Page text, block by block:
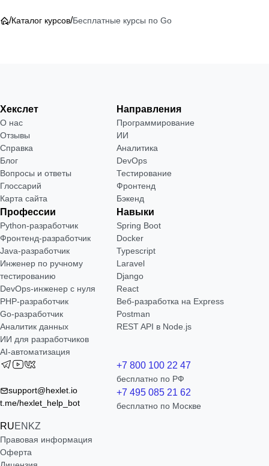
/Каталог курсов/Бесплатные курсы по Go
Хекслет
О нас
Отзывы
Справка
Блог
Вопросы и ответы
Глоссарий
Карта сайта
Направления
Программирование
ИИ
Аналитика
DevOps
Тестирование
Фронтенд
Бэкенд
Профессии
Python-разработчик
Фронтенд-разработчик
Java-разработчик
Инженер по ручному
тестированию
DevOps-инженер с нуля
РНР-разработчик
Go-разработчик
Аналитик данных
ИИ для разработчиков
AI-автоматизация
Навыки
Spring Boot
Docker
Typescript
Laravel
Django
React
Веб-разработка на Express
Postman
REST API в Node.js
support@hexlet.io
t.me/hexlet_help_bot
RUEN KZ
+7 800 100 22 47
бесплатно по РФ
+7 495 085 21 62
бесплатно по Москве
Правовая информация
Оферта